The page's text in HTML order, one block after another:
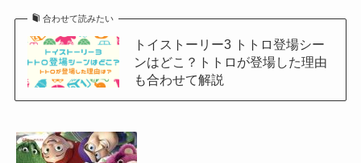
合わせて読みたい
トイストーリー3 トトロ登場シー
ンはどこ？トトロが登場した理由
も合わせて解説